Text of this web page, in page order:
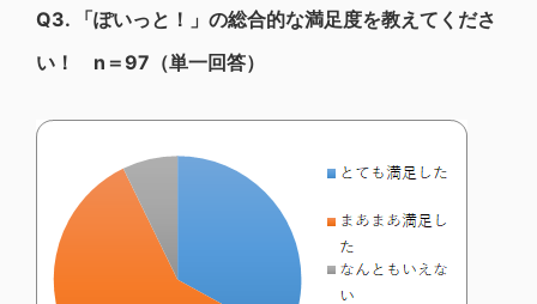
Q3.
「ぽいっと！」の総合的な満足度を教えてくださ
い！ n＝97（単一回答）